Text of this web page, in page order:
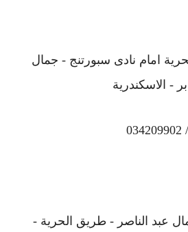
طريق الحرية امام نادى سبورتنج - جمال
- الاسكندرية
شارع جمال عبد الناصر - طريق الحرية -